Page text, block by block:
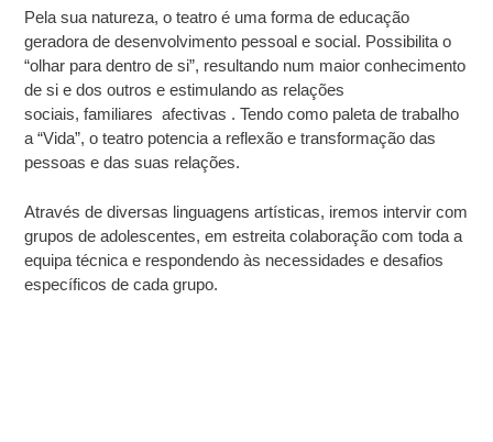
Pela sua natureza, o teatro é uma forma de educação
geradora de desenvolvimento pessoal e social. Possibilita o
“olhar para dentro de si”, resultando num maior conhecimento
de si e dos outros e estimulando as relações
sociais, familiares afectivas . Tendo como paleta de trabalho
a “Vida”, o teatro potencia a reflexão e transformação das
pessoas e das suas relações.
Através de diversas linguagens artísticas, iremos intervir com
grupos de adolescentes, em estreita colaboração com toda a
equipa técnica e respondendo às necessidades e desafios
específicos de cada grupo.